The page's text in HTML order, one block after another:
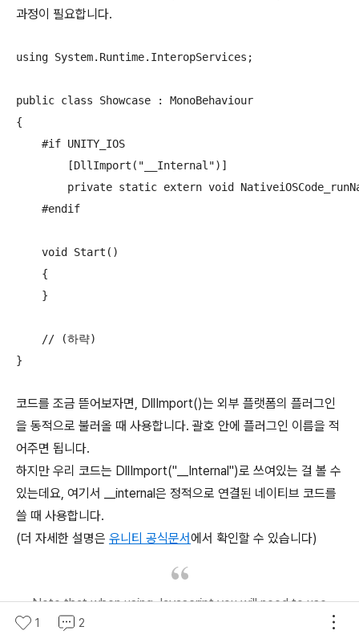
과정이 필요합니다.
using System.Runtime.InteropServices;
public class Showcase : MonoBehaviour
{
    #if UNITY_IOS
        [DllImport("__Internal")]
private static extern void
    #endif
    void Start()
    {
    }
    // (하략)
}
코드를 조금 뜯어보자면, DllImport()는 외부 플랫폼의 플러그인
을 동적으로 불러올 때 사용합니다. 괄호 안에 플러그인 이름을 적
어주면 됩니다.
하지만 우리 코드는 DllImport("__Internal")로 쓰여있는 걸 볼 수
있는데요, 여기서 __internal은 정적으로 연결된 네이티브 코드를
쓸 때 사용합니다.
(더 자세한 설명은 유니티 공식문서에서 확인할 수 있습니다)
Note that when using Javascript you will need to use
the following syntax, where DLLName is the name o
1 2